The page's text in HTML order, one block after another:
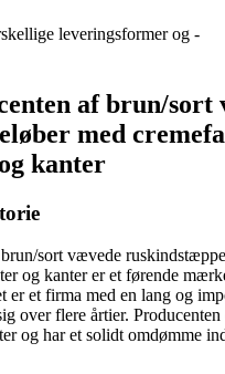
leveringsformer og -
af brun/sort
med
kanter
sort vævede
og kanter er et førende
er et firma med en lang og
over flere årtier.
og har et solidt omdømme